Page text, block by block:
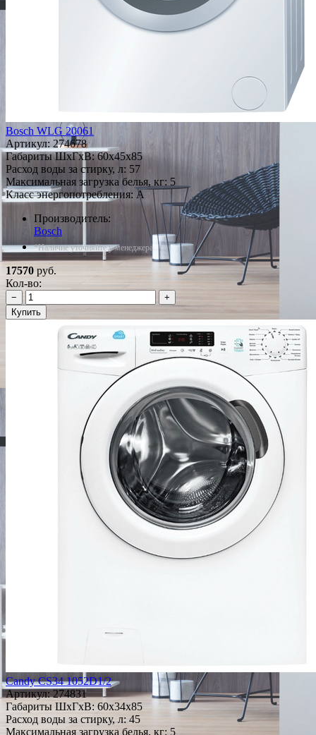
Bosch WLG 20061
Артикул: 274678
Габариты ШxГxВ: 60x45x85
Расход воды за стирку, л: 57
Максимальная загрузка белья, кг: 5
Класс энергопотребления: A
Производитель:
Bosch
*Наличие уточняйте у менеджера
17570 руб.
Кол-во:
−
+
Купить
Candy CS34 1052D1/2
Артикул:274831
Габариты ШxГxВ: 60x34x85
Расход воды за стирку, л: 45
Максимальная загрузка белья, кг: 5